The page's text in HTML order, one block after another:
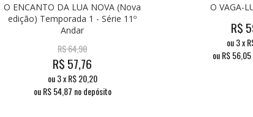
O ENCANTO DA LUA NOVA (Nova
edição) Temporada 1 - Série 11º
Andar
R$64,90
R$ 57,76
ou3x R$20,20
ou R$54,87 no depósito
O VAGA-
R$
ou3x
ou R$56,05